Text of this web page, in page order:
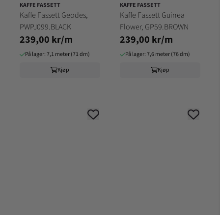
KAFFE FASSETT
Kaffe Fassett Geodes,
PWPJ099.BLACK
239,00 kr/m
På lager: 7,1 meter (71 dm)
Kjøp
KAFFE FASSETT
Kaffe Fassett Guinea
Flower, GP59.BROWN
239,00 kr/m
På lager: 7,6 meter (76 dm)
Kjøp